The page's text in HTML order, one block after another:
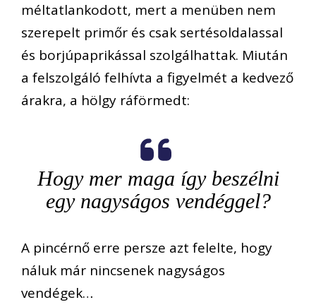
méltatlankodott, mert a menüben nem
szerepelt primőr és csak sertésoldalassal
és borjúpaprikással szolgálhattak. Miután
a felszolgáló felhívta a figyelmét a kedvező
árakra, a hölgy ráförmedt:
Hogy mer maga így beszélni
egy nagyságos vendéggel?
A pincérnő erre persze azt felelte, hogy
náluk már nincsenek nagyságos
vendégek…